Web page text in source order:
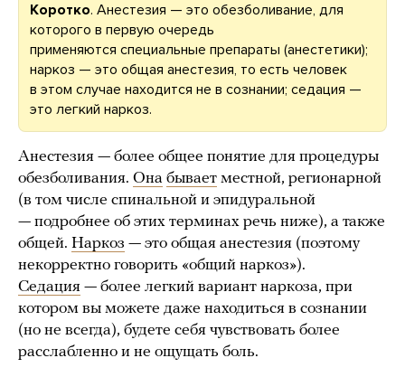
Коротко. Анестезия — это обезболивание, для
которого в первую очередь
применяются специальные препараты (анестетики);
наркоз — это общая анестезия, то есть человек
в этом случае находится не в сознании; седация —
это легкий наркоз.
Анестезия — более общее понятие для процедуры
обезболивания. Она бывает местной, регионарной
(в том числе спинальной и эпидуральной
— подробнее об этих терминах речь ниже), а также
общей. Наркоз — это общая анестезия (поэтому
некорректно говорить «общий наркоз»).
Седация — более легкий вариант наркоза, при
котором вы можете даже находиться в сознании
(но не всегда), будете себя чувствовать более
расслабленно и не ощущать боль.